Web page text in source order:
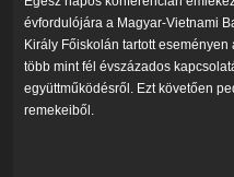
évfordulójára a Magyar-Vietnami
Király Főiskolán tartott
több mint fél évszázados
együttműködésről. Ezt követően
remekeiből.